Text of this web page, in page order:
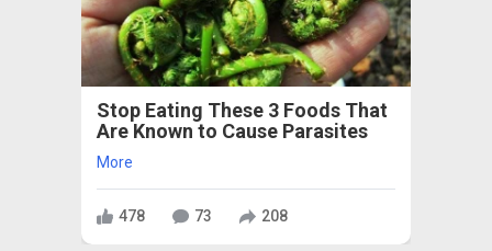
Stop Eating These 3 Foods That
Are Known to Cause Parasites
More
478 73 208